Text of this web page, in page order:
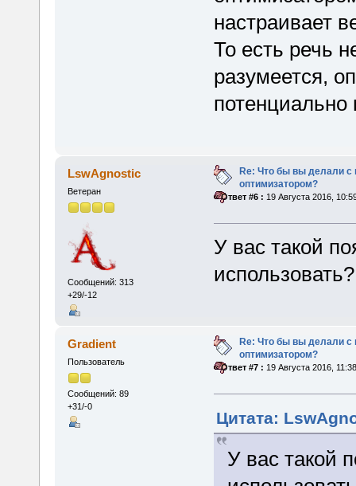
настраивает
То есть речь
разумеется,
потенциально
LswAgnostic
Ветеран
Сообщений: 313
+29/-12
Re: Что бы вы делали
оптимизатором?
«Ответ #6 : 19 Августа 2016,
У вас такой
Gradient
Пользователь
Сообщений: 89
+31/-0
Re: Что бы вы делали
оптимизатором?
«Ответ #7 : 19 Августа 2016,
Цитата:
У вас такой